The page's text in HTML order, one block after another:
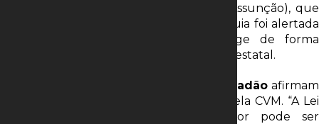
condição (Ricardo Soriano e Jonathan Assunção), que
seguem no colegiado. À época, a autarquia foi alertada
pela própria Petrobras. Desta vez, age de forma
espontânea, sem ter sido provocada pela estatal.
Broadcast/Estadãoafirmam
que é possível a União ser sancionada pela CVM. “A Lei
das SA determina que o controlador pode ser